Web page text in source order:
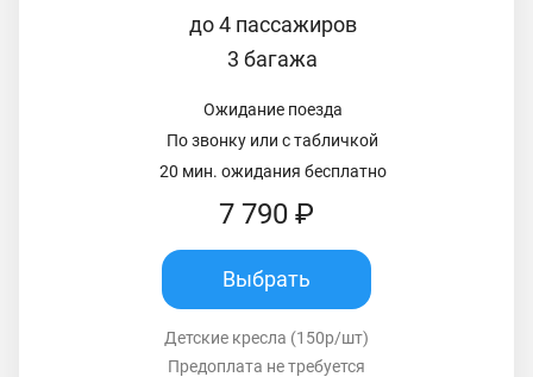
до 4 пассажиров
3 багажа
Ожидание поезда
По звонку или с табличкой
20 мин. ожидания бесплатно
7 790 ₽
Выбрать
Детские кресла (150р/шт)
Предоплата не требуется